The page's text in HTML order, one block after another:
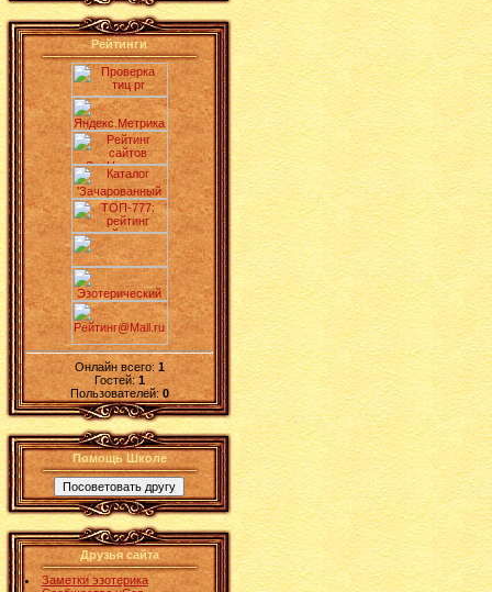
Рейтинги
Онлайн всего: 1
Гостей:1
Пользователей:0
Помощь Школе
Друзья сайта
Заметки эзотерика